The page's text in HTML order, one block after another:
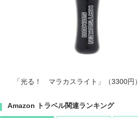
「光る！ マラカスライト」（3300円）
Amazon トラベル関連ランキング